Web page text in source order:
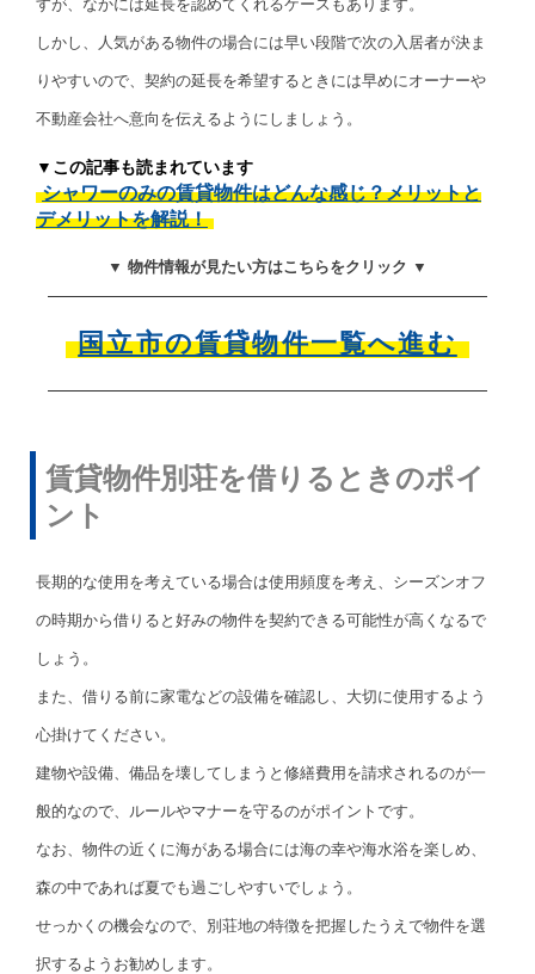
すが、なかには延長を認めてくれるケースもあります。
しかし、人気がある物件の場合には早い段階で次の入居者が決ま
りやすいので、契約の延長を希望するときには早めにオーナーや
不動産会社へ意向を伝えるようにしましょう。
▼この記事も読まれています
シャワーのみの賃貸物件はどんな感じ？メリットと
デメリットを解説！
▼ 物件情報が見たい方はこちらをクリック ▼
国立市の賃貸物件一覧へ進む
賃貸物件別荘を借りるときのポイ
ント
長期的な使用を考えている場合は使用頻度を考え、シーズンオフ
の時期から借りると好みの物件を契約できる可能性が高くなるで
しょう。
また、借りる前に家電などの設備を確認し、大切に使用するよう
心掛けてください。
建物や設備、備品を壊してしまうと修繕費用を請求されるのが一
般的なので、ルールやマナーを守るのがポイントです。
なお、物件の近くに海がある場合には海の幸や海水浴を楽しめ、
森の中であれば夏でも過ごしやすいでしょう。
せっかくの機会なので、別荘地の特徴を把握したうえで物件を選
択するようお勧めします。